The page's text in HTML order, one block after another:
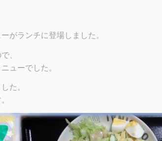
がランチに登場しました。
、
ューでした。
た。